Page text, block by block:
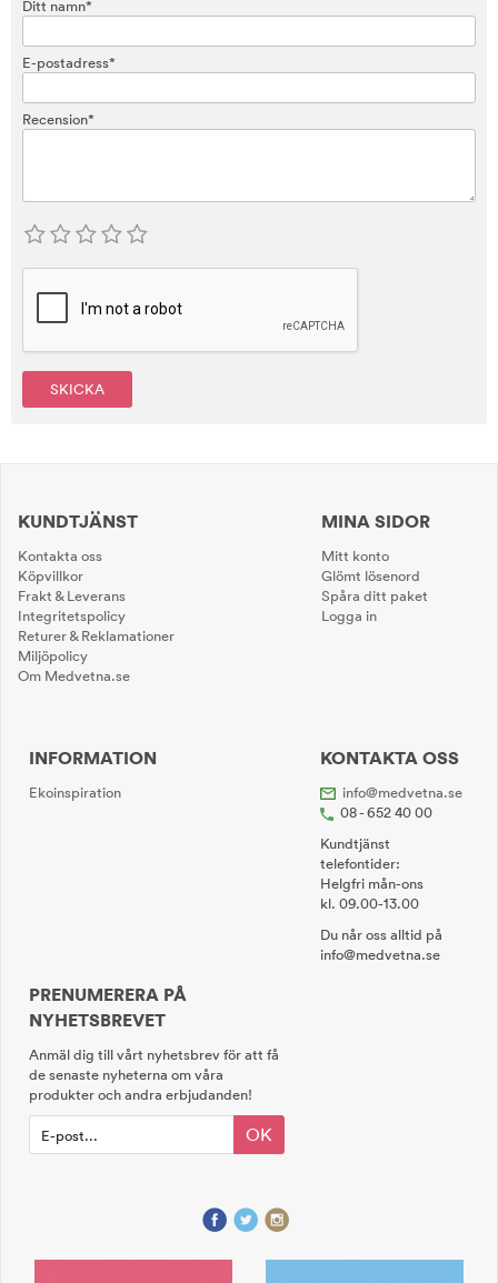
Ditt namn*
E-postadress*
Recension*
SKICKA
KUNDTJÄNST
Kontakta oss
Köpvillkor
Frakt & Leverans
Integritetspolicy
Returer & Reklamationer
Miljöpolicy
Om Medvetna.se
MINA SIDOR
Mitt konto
Glömt lösenord
Spåra ditt paket
Logga in
INFORMATION
Ekoinspiration
KONTAKTA OSS
info@medvetna.se
08 - 652 40 00
Kundtjänst
telefontider:
Helgfri mån-ons
kl. 09.00-13.00
Du når oss alltid på
info@medvetna.se
PRENUMERERA PÅ
NYHETSBREVET
Anmäl dig till vårt nyhetsbrev för att få
de senaste nyheterna om våra
produkter och andra erbjudanden!
OK